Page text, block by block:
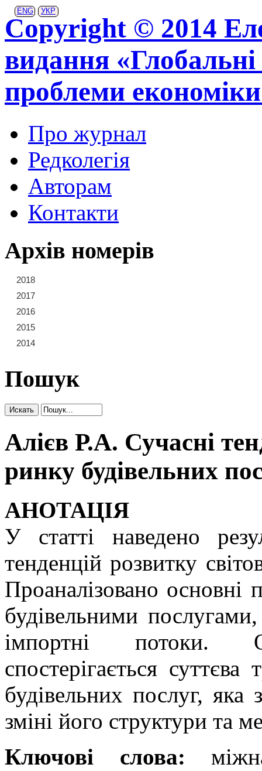
ENG УКР
Copyright © 2014
видання «Глобальні
проблеми
Про журнал
Редколегія
Авторам
Контакти
Архів номерів
2018
2017
2016
2015
2014
Пошук
Алiєв Р.А. Сучасні
ринку будівельних
АНОТАЦІЯ
У статті наведено
тенденцій розвитку
Проаналізовано основні
будівельними
імпортні потоки.
спостерігається
будівельних послуг, яка
зміні його структури та
Ключові слова: